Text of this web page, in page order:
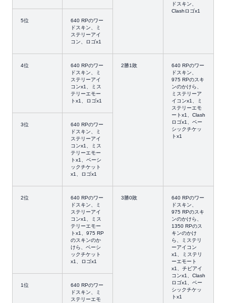
ドスキン、
Clashロゴx1
5位
640 RPのワー
ドスキン、ミ
ステリーアイ
コン、ロゴx1
4位
640 RPのワー
ドスキン、ミ
ステリーアイ
コンx1、ミス
テリーエモー
トx1、ロゴx1
2勝1敗
640 RPのワー
ドスキン、
975 RPのスキ
ンのかけら、
ミステリーア
イコンx1、ミ
ステリーエモ
ートx1、Clash
ロゴx1、ベー
シックチケッ
トx1
3位
640 RPのワー
ドスキン、ミ
ステリーアイ
コンx1、ミス
テリーエモー
トx1、ベーシ
ックチケット
x1、ロゴx1
2位
640 RPのワー
ドスキン、ミ
ステリーアイ
コンx1、ミス
テリーエモー
トx1、975 RP
のスキンのか
けら、ベーシ
ックチケット
x1、ロゴx1
3勝0敗
640 RPのワー
ドスキン、
975 RPのスキ
ンのかけら、
1350 RPのス
キンのかけ
ら、ミステリ
ーアイコン
x1、ミステリ
ーエモート
x1、チビアイ
コンx1、Clash
ロゴx1、ベー
シックチケッ
トx1
1位
640 RPのワー
ドスキン、ミ
ステリーエモ